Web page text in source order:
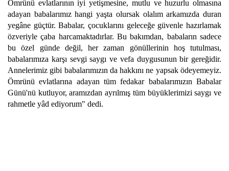
Ömrünü evlatlarının iyi yetişmesine, mutlu ve huzurlu olmasına
adayan babalarımız hangi yaşta olursak olalım arkamızda duran
yegâne güçtür. Babalar, çocuklarını geleceğe güvenle hazırlamak
özveriyle çaba harcamaktadırlar. Bu bakımdan, babaların sadece
bu özel günde değil, her zaman gönüllerinin hoş tutulması,
babalarımıza karşı sevgi saygı ve vefa duygusunun bir gereğidir.
Annelerimiz gibi babalarımızın da hakkını ne yapsak ödeyemeyiz.
Ömrünü evlatlarına adayan tüm fedakar babalarımızın Babalar
Günü'nü kutluyor, aramızdan ayrılmış tüm büyüklerimizi saygı ve
rahmetle yâd ediyorum" dedi.